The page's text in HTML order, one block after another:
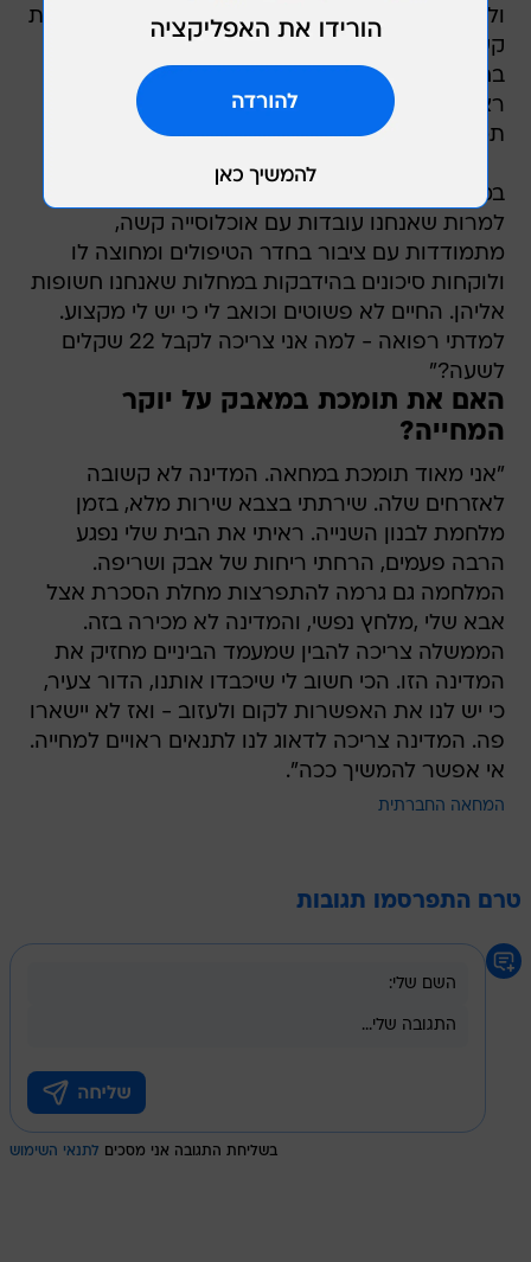
ולממן אותי. האבסורד הוא שיש לי מקצוע ואני עובדת
קשה ועדיין צריכה להיעזר באחרים. אני משלבת
רצוף, וגם אז לא מצליחה לסגור את החודש. בקושי.
תמיד נשאר המינוס וזה לא נגמר.
במערכת הבריאות משלמים לסייעות שכר מינימום,
למרות שאנחנו עובדות עם אוכלוסייה קשה,
מתמודדות עם ציבור בחדר הטיפולים ומחוצה לו
ולוקחות סיכונים בהידבקות במחלות שאנחנו חשופות
אליהן. החיים לא פשוטים וכואב לי כי יש לי מקצוע.
למדתי רפואה - למה אני צריכה לקבל 22 שקלים
לשעה?"
האם את תומכת במאבק על יוקר
המחייה?
"אני מאוד תומכת במחאה. המדינה לא קשובה
לאזרחים שלה. שירתתי בצבא שירות מלא, בזמן
מלחמת לבנון השנייה. ראיתי את הבית שלי נפגע
הרבה פעמים, הרחתי ריחות של אבק ושריפה.
המלחמה גם גרמה להתפרצות מחלת הסכרת אצל
אבא שלי ,מלחץ נפשי, והמדינה לא מכירה בזה.
הממשלה צריכה להבין שמעמד הביניים מחזיק את
המדינה הזו. הכי חשוב לי שיכבדו אותנו, הדור צעיר,
כי יש לנו את האפשרות לקום ולעזוב - ואז לא יישארו
פה. המדינה צריכה לדאוג לנו לתנאים ראויים למחייה.
אי אפשר להמשיך ככה".
המחאה החברתית
טרם התפרסמו תגובות
בשליחת התגובה אני מסכים לתנאי השימוש